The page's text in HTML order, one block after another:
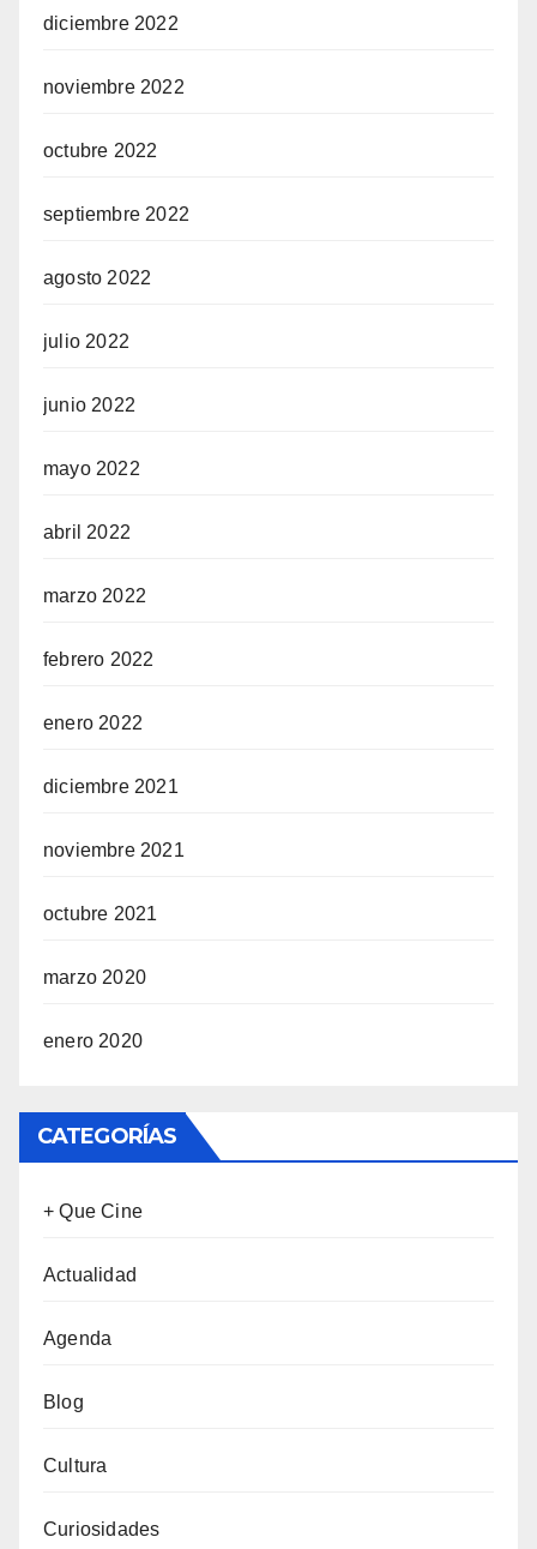
diciembre 2022
noviembre 2022
octubre 2022
septiembre 2022
agosto 2022
julio 2022
junio 2022
mayo 2022
abril 2022
marzo 2022
febrero 2022
enero 2022
diciembre 2021
noviembre 2021
octubre 2021
marzo 2020
enero 2020
CATEGORÍAS
+ Que Cine
Actualidad
Agenda
Blog
Cultura
Curiosidades